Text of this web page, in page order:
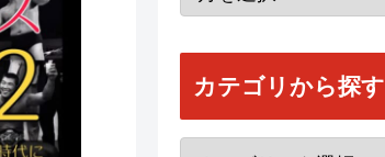
カテゴリから探す